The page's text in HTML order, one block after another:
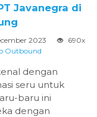
Javanegra di
2023
690x
Outbound
dengan
seru untuk
baru ini
dengan